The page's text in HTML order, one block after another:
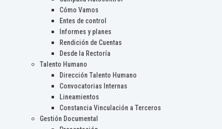
Cómo Vamos
Entes de control
Informes y planes
Rendición de Cuentas
Desde la Rectoría
Talento Humano
Dirección Talento Humano
Convocatorias Internas
Lineamientos
Constancia Vinculación a Terceros
Gestión Documental